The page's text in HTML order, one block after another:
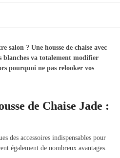
salon ? Une housse de chaise avec
blanches va totalement modifier
pourquoi ne pas relooker vos
de Chaise Jade :
des accessoires indispensables pour
également de nombreux avantages.